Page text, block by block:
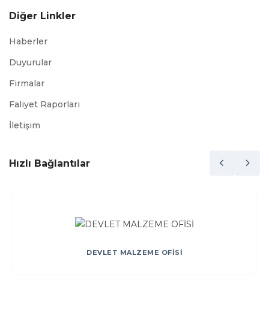
Diğer Linkler
Haberler
Duyurular
Firmalar
Faliyet Raporları
İletişim
Hızlı Bağlantılar
DEVLET MALZEME OFİSİ